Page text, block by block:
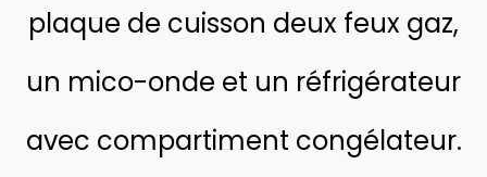
plaque de cuisson deux feux gaz,
un mico-onde et un réfrigérateur
avec compartiment congélateur.